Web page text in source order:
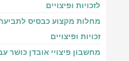
לזכויות ופיצויים
מחלות מקצוע כבסיס
זכויות ופיצויים
מחשבון פיצויי אובדן כושר